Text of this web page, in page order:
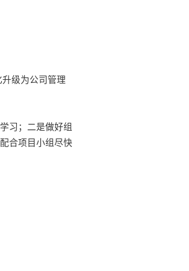
升级为公司管理
习 ； 二是做好组
合项目小组尽快